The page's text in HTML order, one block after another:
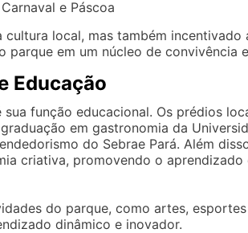
e Páscoa
local, mas também
em um núcleo de convivência
Educação
função educacional. Os prédios
em gastronomia da
do Sebrae Pará. Além
criativa, promovendo o
do parque, como artes,
dinâmico e inovador.